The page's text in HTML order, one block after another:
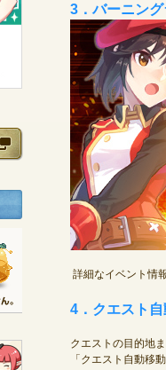
NEXONポイントチ
定期メンテナンス
毎週水曜日 10:30
3．バーニン
詳細なイベント情
4．クエスト
クエストの目的地
「クエスト自動移